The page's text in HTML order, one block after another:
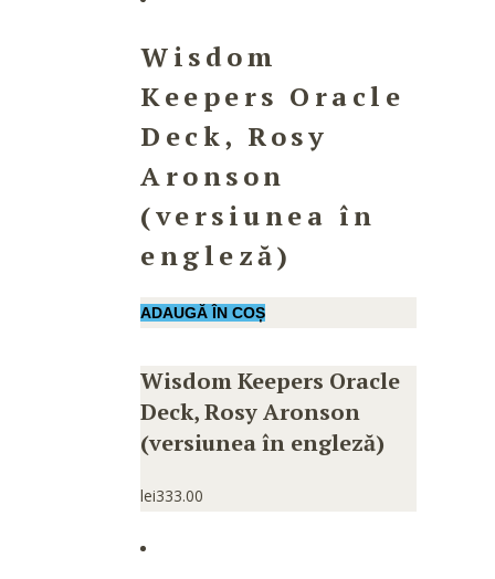
Wisdom
Keepers Oracle
Deck, Rosy
Aronson
(versiunea în
engleză)
ADAUGĂ ÎN COȘ
Wisdom Keepers Oracle
Deck, Rosy Aronson
(versiunea în engleză)
lei333.00